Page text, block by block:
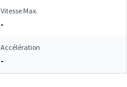
Vitesse Max.
-
Accélération
-